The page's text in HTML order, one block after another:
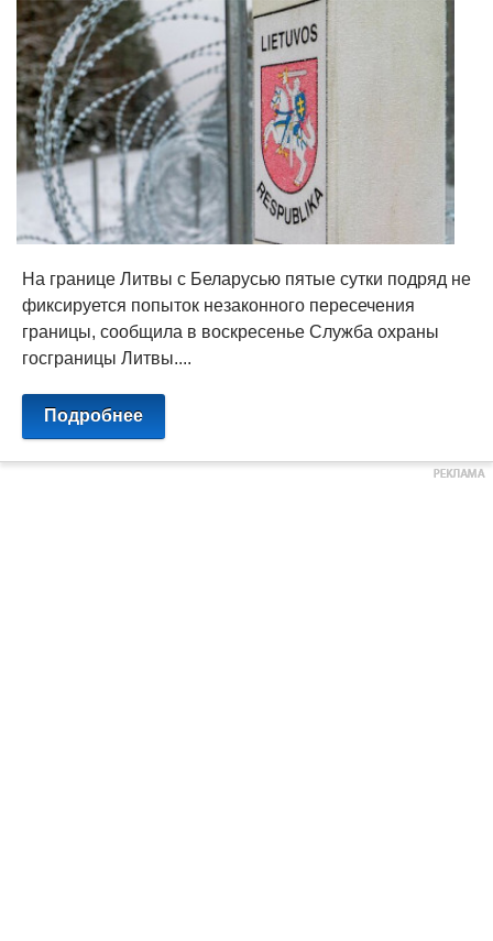
На границе Литвы с Беларусью пятые сутки подряд не
фиксируется попыток незаконного пересечения
границы, сообщила в воскресенье Служба охраны
госграницы Литвы....
Подробнее